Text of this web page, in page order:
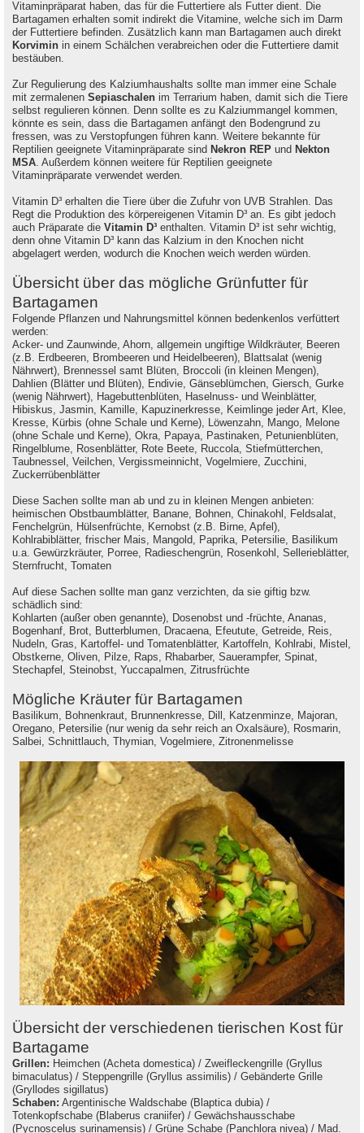
Vitaminpräparat haben, das für die Futtertiere als Futter dient. Die
Bartagamen erhalten somit indirekt die Vitamine, welche sich im Darm
der Futtertiere befinden. Zusätzlich kann man Bartagamen auch direkt
Korvimin in einem Schälchen verabreichen oder die Futtertiere damit
bestäuben.
Zur Regulierung des Kalziumhaushalts sollte man immer eine Schale
mit zermalenen Sepiaschalen im Terrarium haben, damit sich die Tiere
selbst regulieren können. Denn sollte es zu Kalziummangel kommen,
könnte es sein, dass die Bartagamen anfängt den Bodengrund zu
fressen, was zu Verstopfungen führen kann. Weitere bekannte für
Reptilien geeignete Vitaminpräparate sind Nekron REP und Nekton
MSA. Außerdem können weitere für Reptilien geeignete
Vitaminpräparate verwendet werden.
Vitamin D³ erhalten die Tiere über die Zufuhr von UVB Strahlen. Das
Regt die Produktion des körpereigenen Vitamin D³ an. Es gibt jedoch
auch Präparate die Vitamin D³ enthalten. Vitamin D³ ist sehr wichtig,
denn ohne Vitamin D³ kann das Kalzium in den Knochen nicht
abgelagert werden, wodurch die Knochen weich werden würden.
Übersicht über das mögliche Grünfutter für
Bartagamen
Folgende Pflanzen und Nahrungsmittel können bedenkenlos verfüttert
werden:
Acker- und Zaunwinde, Ahorn, allgemein ungiftige Wildkräuter, Beeren
(z.B. Erdbeeren, Brombeeren und Heidelbeeren), Blattsalat (wenig
Nährwert), Brennessel samt Blüten, Broccoli (in kleinen Mengen),
Dahlien (Blätter und Blüten), Endivie, Gänseblümchen, Giersch, Gurke
(wenig Nährwert), Hagebuttenblüten, Haselnuss- und Weinblätter,
Hibiskus, Jasmin, Kamille, Kapuzinerkresse, Keimlinge jeder Art, Klee,
Kresse, Kürbis (ohne Schale und Kerne), Löwenzahn, Mango, Melone
(ohne Schale und Kerne), Okra, Papaya, Pastinaken, Petunienblüten,
Ringelblume, Rosenblätter, Rote Beete, Ruccola, Stiefmütterchen,
Taubnessel, Veilchen, Vergissmeinnicht, Vogelmiere, Zucchini,
Zuckerrübenblätter
Diese Sachen sollte man ab und zu in kleinen Mengen anbieten:
heimischen Obstbaumblätter, Banane, Bohnen, Chinakohl, Feldsalat,
Fenchelgrün, Hülsenfrüchte, Kernobst (z.B. Birne, Apfel),
Kohlrabiblätter, frischer Mais, Mangold, Paprika, Petersilie, Basilikum
u.a. Gewürzkräuter, Porree, Radieschengrün, Rosenkohl, Sellerieblätter,
Sternfrucht, Tomaten
Auf diese Sachen sollte man ganz verzichten, da sie giftig bzw.
schädlich sind:
Kohlarten (außer oben genannte), Dosenobst und -früchte, Ananas,
Bogenhanf, Brot, Butterblumen, Dracaena, Efeutute, Getreide, Reis,
Nudeln, Gras, Kartoffel- und Tomatenblätter, Kartoffeln, Kohlrabi, Mistel,
Obstkerne, Oliven, Pilze, Raps, Rhabarber, Sauerampfer, Spinat,
Stechapfel, Steinobst, Yuccapalmen, Zitrusfrüchte
Mögliche Kräuter für Bartagamen
Basilikum, Bohnenkraut, Brunnenkresse, Dill, Katzenminze, Majoran,
Oregano, Petersilie (nur wenig da sehr reich an Oxalsäure), Rosmarin,
Salbei, Schnittlauch, Thymian, Vogelmiere, Zitronenmelisse
Übersicht der verschiedenen tierischen Kost für
Bartagame
Grillen: Heimchen (Acheta domestica) / Zweifleckengrille (Gryllus
bimaculatus) / Steppengrille (Gryllus assimilis) / Gebänderte Grille
(Gryllodes sigillatus)
Schaben: Argentinische Waldschabe (Blaptica dubia) /
Totenkopfschabe (Blaberus craniifer) / Gewächshausschabe
(Pycnoscelus surinamensis) / Grüne Schabe (Panchlora nivea) / Mad.